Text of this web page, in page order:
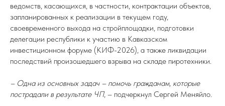
ведомств, касающихся, в частности, контрактации объектов,
запланированных к реализации в текущем году,
своевременного выхода на стройплощадки, подготовки
делегации республики к участию в Кавказском
инвестиционном форуме (КИФ-2026), а также ликвидации
последствий произошедшего взрыва на складе пиротехники.
– Одна из основных задач – помочь гражданам, которые
пострадали в результате ЧП, – подчеркнул Сергей Меняйло.